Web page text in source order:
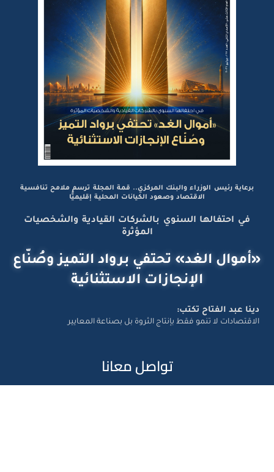
برعاية رئيس الوزراء والبنك المركزي.. قمة المجلة ترسم ملامح تنافسية
الاقتصاد وصعود الكيانات المحلية إقليميًّا
في احتفالها السنوي بالشركات القيادية والشخصيات
المؤثرة
«أموال الغد» تحتفي برواد التميز وصُنّاع
الإنجازات الاستثنائية
دينا عبد الفتاح تكتب:
الاقتصادات لا تنمو فقط بإنتاج الثروة بل بصناعة المعايير
تواصل معانا